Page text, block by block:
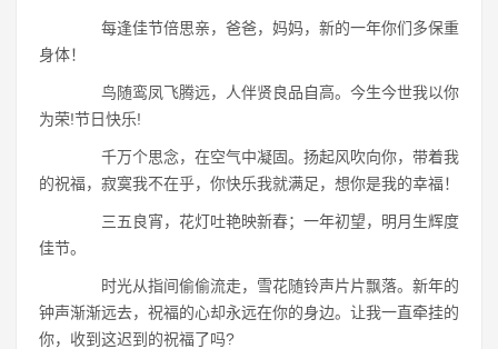
每逢佳节倍思亲，爸爸，妈妈，新的一年你们多保重
身体！
鸟随鸾凤飞腾远，人伴贤良品自高。今生今世我以你
为荣!节日快乐!
千万个思念，在空气中凝固。扬起风吹向你，带着我
的祝福，寂寞我不在乎，你快乐我就满足，想你是我的幸福！
三五良宵，花灯吐艳映新春；一年初望，明月生辉度
佳节。
时光从指间偷偷流走，雪花随铃声片片飘落。新年的
钟声渐渐远去，祝福的心却永远在你的身边。让我一直牵挂的
你，收到这迟到的祝福了吗?